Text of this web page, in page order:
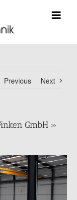
Previous Next
GmbH »